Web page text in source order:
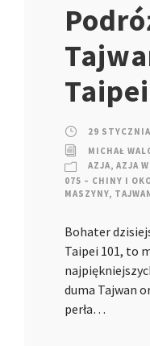
29
MICHAŁ
AZJA, AZJA
075 – CHINY I
MASZYNY,
Bohater
Taipei 101, to
duma Tajwan
perła…